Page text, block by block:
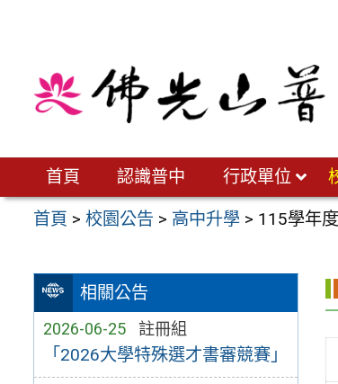
首頁 認識普中 行政單位
首頁 >校園公告 > 高中升學 > 115學年
相關公告
2026-06-25 註冊組
「2026大學特殊選才書審競賽」